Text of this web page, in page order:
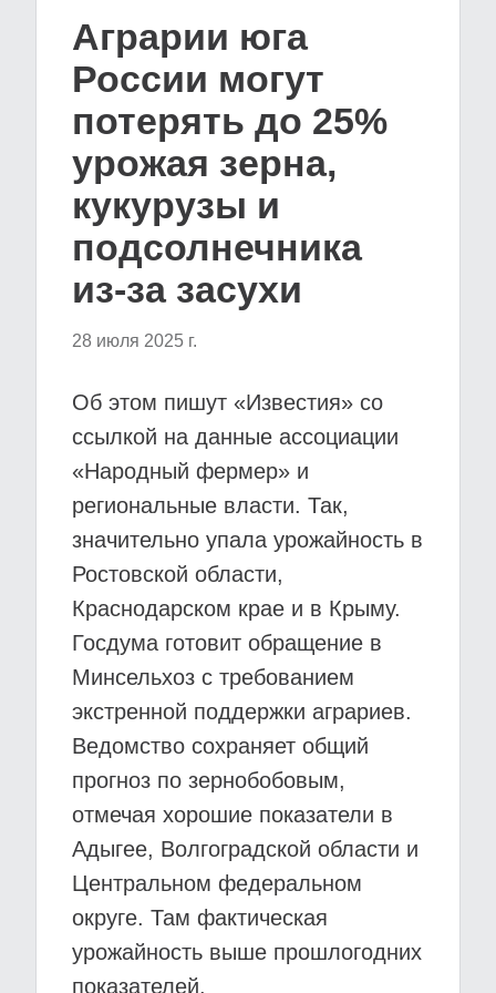
Аграрии юга
России могут
потерять до 25%
урожая зерна,
кукурузы и
подсолнечника
из-за засухи
28 июля 2025 г.
Об этом пишут «Известия» со
ссылкой на данные ассоциации
«Народный фермер» и
региональные власти. Так,
значительно упала урожайность в
Ростовской области,
Краснодарском крае и в Крыму.
Госдума готовит обращение в
Минсельхоз с требованием
экстренной поддержки аграриев.
Ведомство сохраняет общий
прогноз по зернобобовым,
отмечая хорошие показатели в
Адыгее, Волгоградской области и
Центральном федеральном
округе. Там фактическая
урожайность выше прошлогодних
показателей.